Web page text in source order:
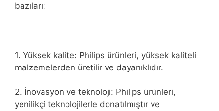
bazıları:
1. Yüksek kalite: Philips ürünleri, yüksek kaliteli
malzemelerden üretilir ve dayanıklıdır.
2. İnovasyon ve teknoloji: Philips ürünleri,
yenilikçi teknolojilerle donatılmıştır ve